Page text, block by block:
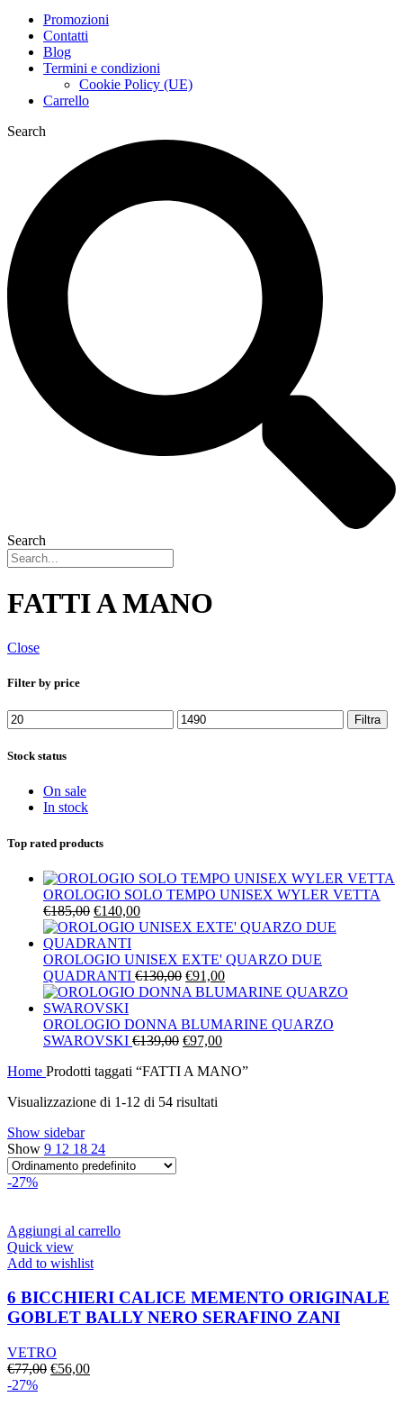
Promozioni
Contatti
Blog
Termini e condizioni
Cookie Policy (UE)
Carrello
Search
Search
FATTI A MANO
Close
Filter by price
Prezzo
Min
Prezzo
Max
Filtra
Stock status
On sale
In stock
Top rated products
OROLOGIO SOLO TEMPO UNISEX WYLER VETTA
€185,00 Il
prezzo
originale
era:
€185,00.
€140,00Il
prezzo
è:
€140,00.
OROLOGIO UNISEX EXTE' QUARZO DUE
QUADRANTI €130,00 Il
prezzo
era:
€130,00.
€91,00Il
prezzo
è:
OROLOGIO DONNA BLUMARINE QUARZO
SWAROVSKI €139,00 Il
originale
€139,00.
€97,00Il
attuale
Home Prodotti taggati “FATTI A MANO”
Visualizzazione di 1-12 di 54 risultati
Show sidebar
Show 9 12 18 24
-27%
Aggiungi al carrello
Quick view
Add to wishlist
6 BICCHIERI CALICE MEMENTO ORIGINALE
GOBLET BALLY NERO SERAFINO ZANI
VETRO
€77,00 Il
€56,00Il
-27%